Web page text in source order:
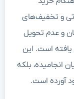
و تخفیف‌های
و عدم تحویل
است. این
انجامیده، بلکه
آورده است.